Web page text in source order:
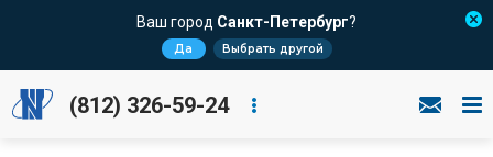
Ваш город Санкт-Петербург?
Да Выбрать другой
(812) 326-59-24